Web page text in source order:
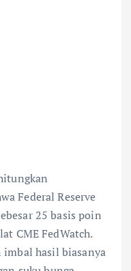
Federal Reserve
25 basis poin
CME FedWatch.
imbal hasil biasanya